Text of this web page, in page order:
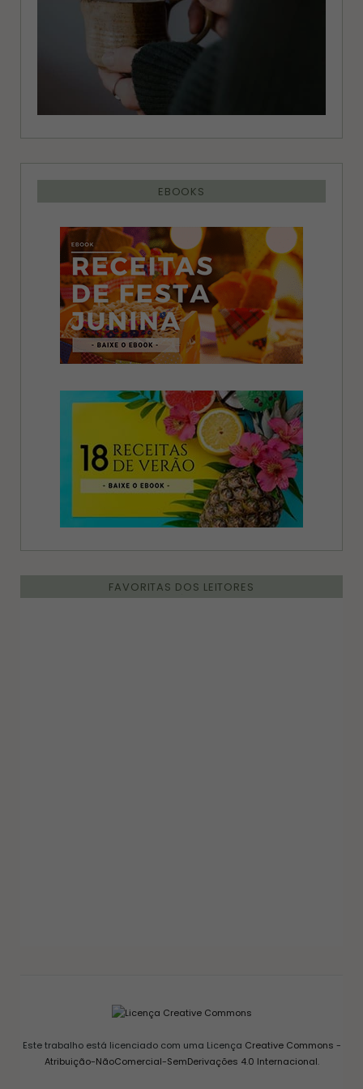
EBOOKS
FAVORITAS DOS LEITORES
Este trabalho está licenciado com uma Licença Creative Commons -
Atribuição-NãoComercial-SemDerivações 4.0 Internacional.